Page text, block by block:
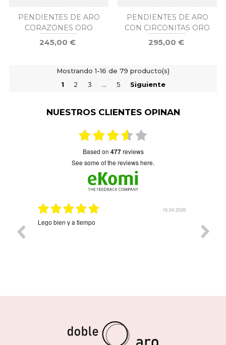
PENDIENTES DE ARO
CORAZONES ORO
245,00 €
PENDIENTES DE ARO
CON CIRCONITAS ORO
295,00 €
Mostrando 1-16 de 79 producto(s)
1
2 3 … 5 Siguiente
NUESTROS CLIENTES OPINAN
based on 477reviews
see some of the reviews here.
08.04.2026
Precioso y llegó rapidísimo Árbol de la vida con cuatro